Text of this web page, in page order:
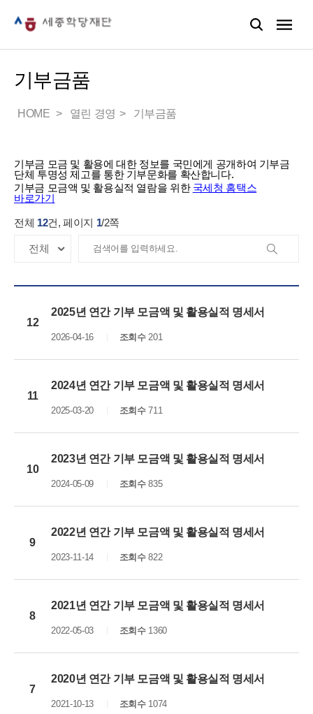
기부금품
HOME 열린 경영 기부금품
기부금 모금 및 활용에 대한 정보를 국민에게 공개하여 기부금
단체 투명성 제고를 통한 기부문화를 확산합니다.
기부금 모금액 및 활용실적 열람을 위한 국세청 홈택스
바로가기
전체 12건, 페이지 1/2쪽
12
2025년 연간 기부 모금액 및 활용실적 명세서
2026-04-16 조회수201
11
2024년 연간 기부 모금액 및 활용실적 명세서
2025-03-20 조회수711
10
2023년 연간 기부 모금액 및 활용실적 명세서
2024-05-09 조회수835
9
2022년 연간 기부 모금액 및 활용실적 명세서
2023-11-14 조회수822
8
2021년 연간 기부 모금액 및 활용실적 명세서
2022-05-03 조회수1360
7
2020년 연간 기부 모금액 및 활용실적 명세서
2021-10-13 조회수1074